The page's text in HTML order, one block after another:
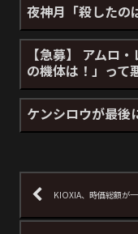
夜神月「殺したの
【急募】 アムロ
の機体は！」って
ケンシロウが最後
KIOXIA、時価総額が